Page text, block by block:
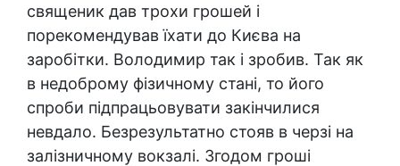
священик дав трохи грошей і
порекомендував їхати до Києва на
заробітки. Володимир так і зробив. Так як
в недоброму фізичному стані, то його
спроби підпрацьовувати закінчилися
невдало. Безрезультатно стояв в черзі на
залізничному вокзалі. Згодом гроші